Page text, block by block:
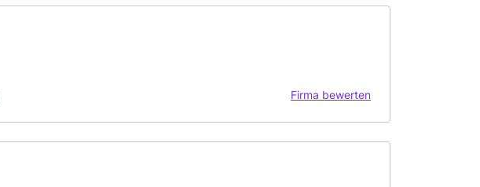
Firma bewerten